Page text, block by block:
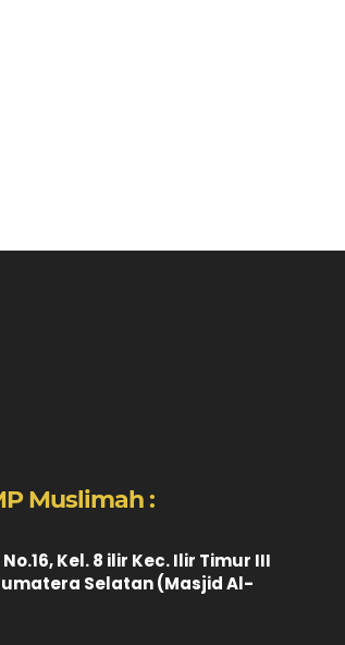
Muslimah :
Kel. 8 ilir Kec. Ilir Timur III
Selatan (Masjid Al-